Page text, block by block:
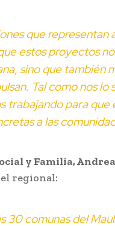
que representan
estos proyectos
sino que también
Tal como nos lo
trabajando para que
a las
y Familia,
regional:
30 comunas del